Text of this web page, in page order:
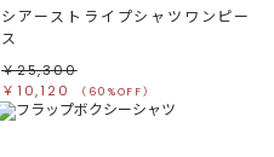
シアーストライプシャツワンピー
ス
￥25,300
￥10,120
（60%OFF）